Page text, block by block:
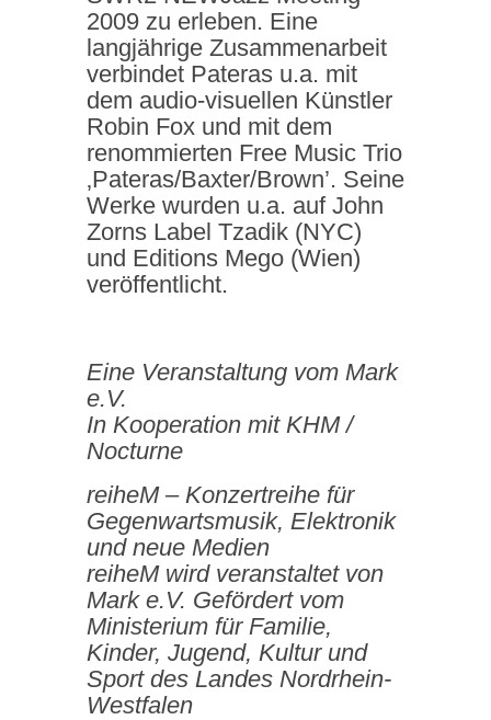
2009 zu erleben. Eine
langjährige Zusammenarbeit
verbindet Pateras u.a. mit
dem audio-visuellen Künstler
Robin Fox und mit dem
renommierten Free Music Trio
‚Pateras/Baxter/Brown’. Seine
Werke wurden u.a. auf John
Zorns Label Tzadik (NYC)
und Editions Mego (Wien)
veröffentlicht.
Eine Veranstaltung vom Mark
e.V.
In Kooperation mit KHM /
Nocturne
reiheM – Konzertreihe für
Gegenwartsmusik, Elektronik
und neue Medien
reiheM wird veranstaltet von
Mark e.V. Gefördert vom
Ministerium für Familie,
Kinder, Jugend, Kultur und
Sport des Landes Nordrhein-
Westfalen